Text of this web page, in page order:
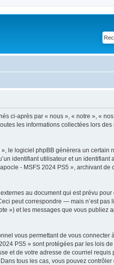
ci-après par « nous », « notre », «
les informations collectées lors des
le logiciel phpBB génèrera un certain
identifiant utilisateur et un identifiant
- MSFS 2024 PS5 », archivant de
au document qui est prévu
peut correspondre — mais n’est
») et les messages que vous publiez
vous permettant de vous connecter
PS5 » sont protégées par les lois
et de votre adresse de courriel requis
tous les cas, vous pouvez